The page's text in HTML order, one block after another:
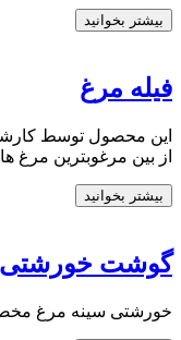
بیشتر بخوانید
فیله مرغ
این محصول توسط
از بین مرغوبترین مرغ
بیشتر بخوانید
گوشت خورشتی
خورشتی سینه مرغ